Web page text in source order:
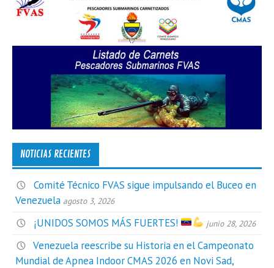
NOTICIAS RECIENTES
Comité Técnico FVAS sigue impulsando el Buceo en
Venezuela agosto 3, 2026
¡UNIDOS SOMOS MÁS FUERTES! junio 28, 2026
Venezuela reescribe su Historia en el Campeonato
Mundial de Apnea Indoor CMAS 2026 en Novi Sad,